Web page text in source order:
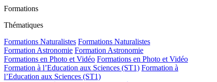
Formations
Thématiques
Formations Naturalistes Formations Naturalistes
Formation Astronomie Formation Astronomie
Formations en Photo et Vidéo Formations en Photo et Vidéo
Formation à l’Education aux Sciences (ST1) Formation à
l’Education aux Sciences (ST1)